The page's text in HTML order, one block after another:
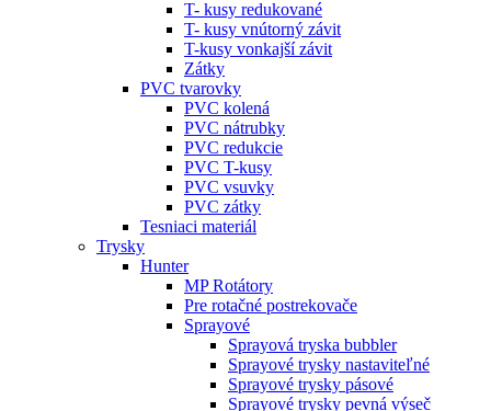
T- kusy redukované
T- kusy vnútorný závit
T-kusy vonkajší závit
Zátky
PVC tvarovky
PVC kolená
PVC nátrubky
PVC redukcie
PVC T-kusy
PVC vsuvky
PVC zátky
Tesniaci materiál
Trysky
Hunter
MP Rotátory
Pre rotačné postrekovače
Sprayové
Sprayová tryska bubbler
Sprayové trysky nastaviteľné
Sprayové trysky pásové
Sprayové trysky pevná výseč